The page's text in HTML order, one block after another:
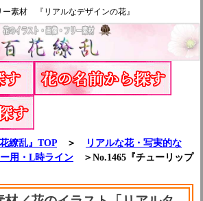
ー素材 『リアルなデザインの花』
繚乱』TOP ＞
リアルな花・写実的な
用・L時ライン ＞No.1465『チューリップ